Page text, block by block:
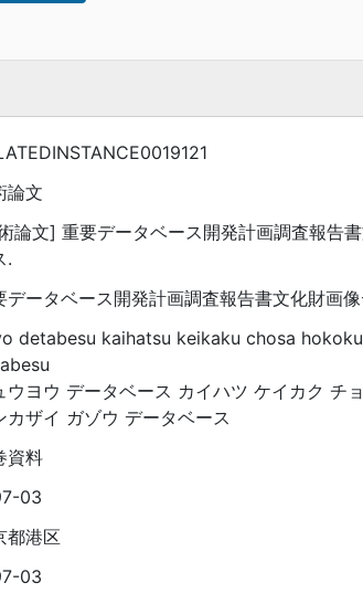
論文
論文] 重要データベース開発計画調査報告
.
データベース開発計画調査報告書文化財画
detabesu kaihatsu keikaku chosa
ウヨウ データベース カイハツ ケイカク チ
カザイ ガゾウ データベース
資料
03
都港区
03